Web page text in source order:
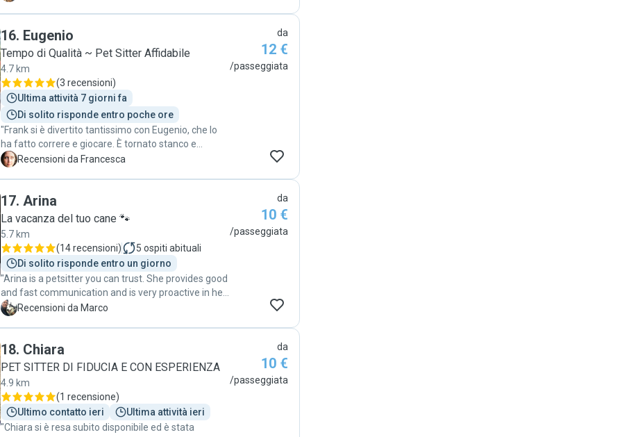
16. Eugenio
Tempo di Qualità ~ Pet Sitter Affidabile
4.7 km
(3 recensioni)
Ultima attività 7 giorni fa
Di solito risponde entro poche ore
"Frank si è divertito tantissimo con Eugenio, che lo
ha fatto correre e giocare. È tornato stanco e
sereno. Grazie Eugenio! "
F Recensioni da Francesca
da
12 €
/passeggiata
17. Arina
La vacanza del tuo cane 🐾
5.7 km
(14 recensioni) 5 ospiti abituali
Di solito risponde entro un giorno
"Arina is a petsitter you can trust. She provides good
and fast communication and is very proactive in her
service. I recommend Arina 100%. "
M Recensioni da Marco
da
10 €
/passeggiata
18. Chiara
PET SITTER DI FIDUCIA E CON ESPERIENZA
4.9 km
(1 recensione)
Ultimo contatto ieri
Ultima attività ieri
"Chiara si è resa subito disponibile ed è stata
da
10 €
/passeggiata